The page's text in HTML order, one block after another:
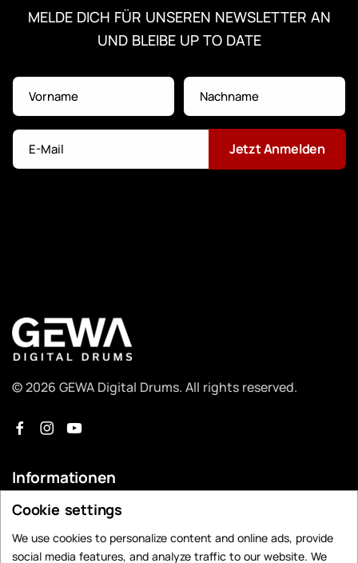
MELDE DICH FÜR UNSEREN NEWSLETTER AN
UND BLEIBE UP TO DATE
Jetzt Anmelden
© 2026 GEWA Digital Drums. All rights reserved.
Informationen
Händlersuche
Kontakt
Cookie settings
We use cookies to personalize content and online ads, provide
social media features, and analyze traffic to our website. We